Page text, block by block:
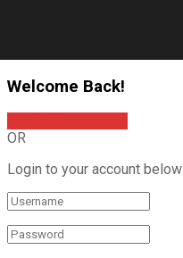
Welcome Back!
OR
Login to your account below